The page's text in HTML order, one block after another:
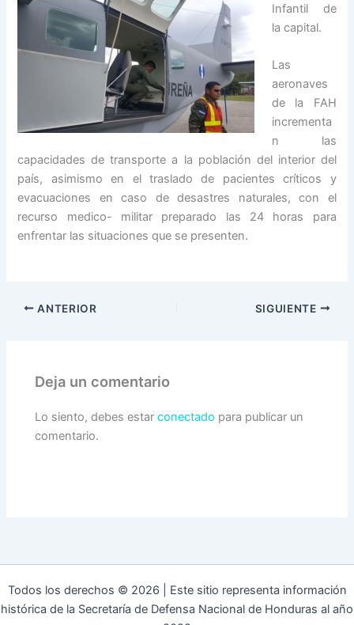
Infantil de
la capital.
Las
aeronaves
de la FAH
incrementa
n las
capacidades de transporte a la población del interior del
país, asimismo en el traslado de pacientes críticos y
evacuaciones en caso de desastres naturales, con el
recurso medico- militar preparado las 24 horas para
enfrentar las situaciones que se presenten.
ANTERIOR SIGUIENTE
Deja un comentario
Lo siento, debes estarconectado para publicar un
comentario.
Todos los derechos © 2026 | Este sitio representa información
histórica de la Secretaría de Defensa Nacional de Honduras al año